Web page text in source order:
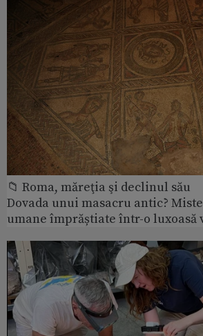
📁 Roma, măreţia şi declinul său
Dovada unui masacru antic?
umane împrăștiate într-o luxoasă